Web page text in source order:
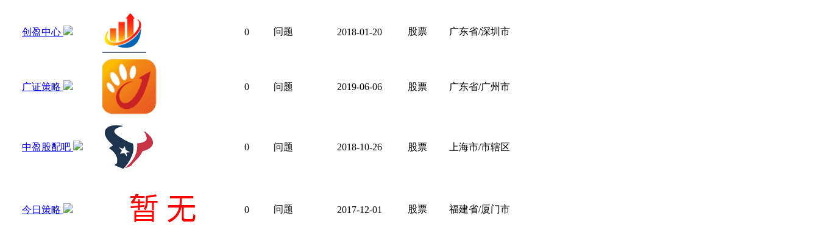
创盈中心 0 问题 2018-01-20 股票 广东省/深圳市
广证策略 0 问题 2019-06-06 股票 广东省/广州市
中盈股配吧 0 问题 2018-10-26 股票 上海市/市辖区
今日策略 0 问题 2017-12-01 股票 福建省/厦门市